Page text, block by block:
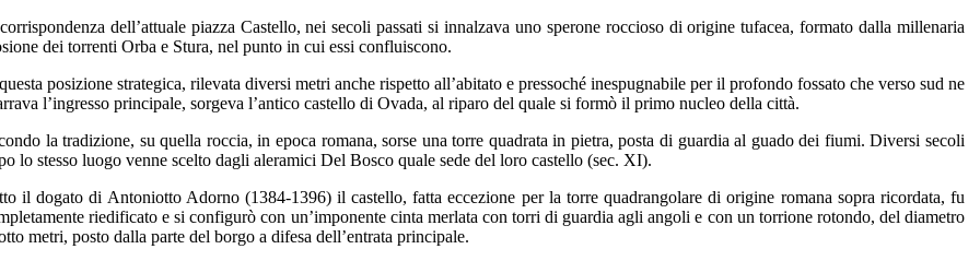
dell’attuale piazza Castello, nei secoli passati si innalzava uno sperone roccioso di origine tufacea, formato dalla millenaria
dei torrenti Orba e Stura, nel punto in cui essi confluiscono.
posizione strategica, rilevata diversi metri anche rispetto all’abitato e pressoché inespugnabile per il profondo fossato che verso sud ne
l’ingresso principale, sorgeva l’antico castello di Ovada, al riparo del quale si formò il primo nucleo della città.
la tradizione, su quella roccia, in epoca romana, sorse una torre quadrata in pietra, posta di guardia al guado dei fiumi. Diversi secoli
lo stesso luogo venne scelto dagli aleramici Del Bosco quale sede del loro castello (sec. XI).
il dogato di Antoniotto Adorno (1384-1396) il castello, fatta eccezione per la torre quadrangolare di origine romana sopra ricordata, fu
riedificato e si configurò con un’imponente cinta merlata con torri di guardia agli angoli e con un torrione rotondo, del diametro
metri, posto dalla parte del borgo a difesa dell’entrata principale.